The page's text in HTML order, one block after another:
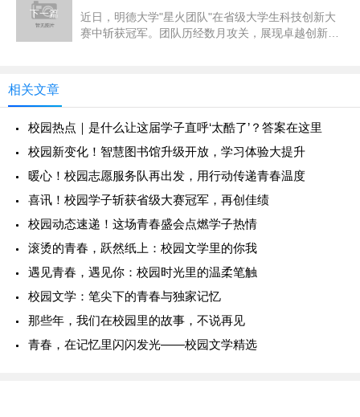
下一篇
近日，明德大学"星火团队"在省级大学生科技创新大
赛中斩获冠军。团队历经数月攻关，展现卓越创新能
相关文章
校园热点｜是什么让这届学子直呼‘太酷了’？答案在这里
校园新变化！智慧图书馆升级开放，学习体验大提升
暖心！校园志愿服务队再出发，用行动传递青春温度
喜讯！校园学子斩获省级大赛冠军，再创佳绩
校园动态速递！这场青春盛会点燃学子热情
滚烫的青春，跃然纸上：校园文学里的你我
遇见青春，遇见你：校园时光里的温柔笔触
校园文学：笔尖下的青春与独家记忆
那些年，我们在校园里的故事，不说再见
青春，在记忆里闪闪发光——校园文学精选